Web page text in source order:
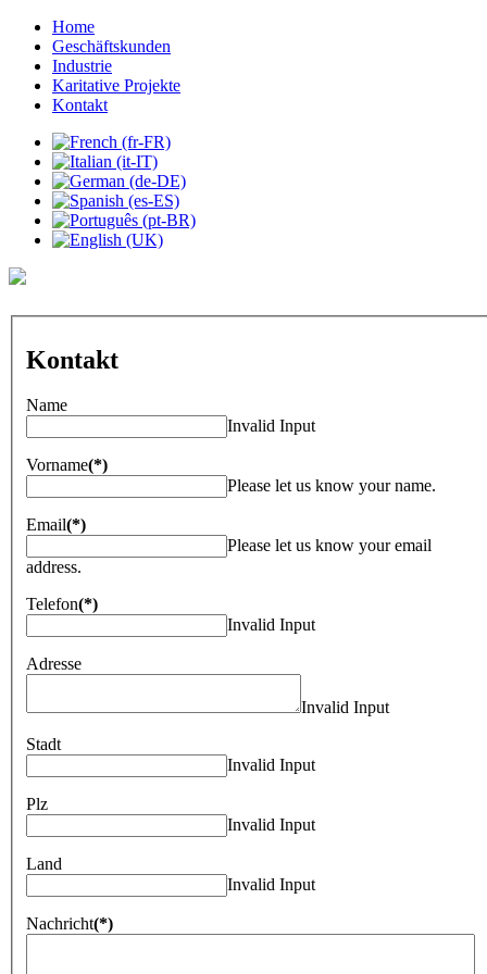
Home
Geschäftskunden
Industrie
Karitative Projekte
Kontakt
Kontakt
Name
Invalid Input
Vorname(*)
Please let us know your name.
Email(*)
Please let us know your email
address.
Telefon(*)
Invalid Input
Adresse
Invalid Input
Stadt
Invalid Input
Plz
Invalid Input
Land
Invalid Input
Nachricht(*)